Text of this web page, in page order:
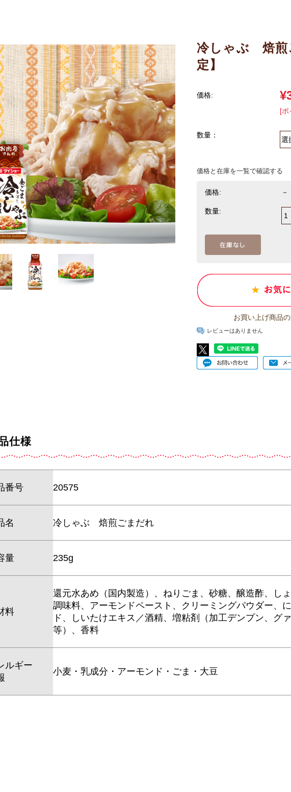
冷しゃぶ 焙煎
定】
価格:
[ポ
数量：
価格と在庫を一覧で確認する
価格: －
数量:
お買い上げ商品
レビューはありません
仕様
番号 20575
名 冷しゃぶ 焙煎ごまだれ
量 235g
料
還元水あめ（国内製造）、ねりごま、砂糖、醸造酢、し
調味料、アーモンドペースト、クリーミングパウダー、
ド、しいたけエキス／酒精、増粘剤（加工デンプン、グ
等）、香料
ルギー
小麦・乳成分・アーモンド・ごま・大豆